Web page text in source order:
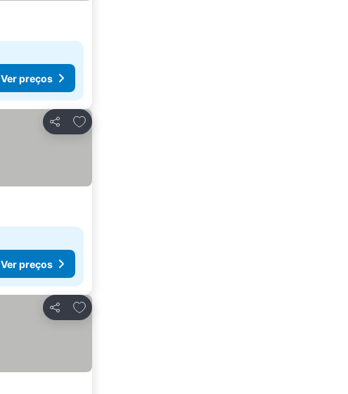
Ver preços
Partilhar
Adicionar aos favoritos
Ver preços
Partilhar
Adicionar aos favoritos